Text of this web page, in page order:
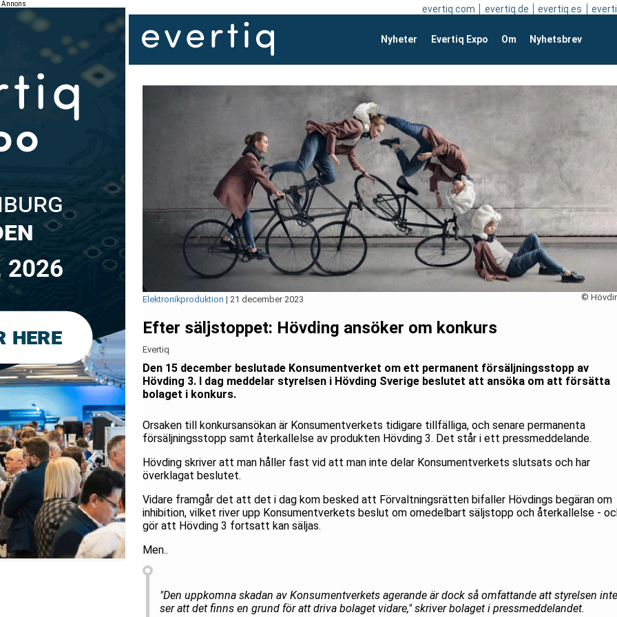
Annons evertiq.com evertiq.de evertiq.es
Nyheter Evertiq Expo Om Nyhetsbrev
©
Elektronikproduktion | 21 december 2023
Efter säljstoppet: Hövding ansöker om konkurs
Evertiq
Den 15 december beslutade Konsumentverket om ett permanent försäljningsstopp av
Hövding 3. I dag meddelar styrelsen i Hövding Sverige beslutet att ansöka om att försätta
bolaget i konkurs.
Orsaken till konkursansökan är Konsumentverkets tidigare tillfälliga, och senare permanenta
försäljningsstopp samt återkallelse av produkten Hövding 3. Det står i ett pressmeddelande.
Hövding skriver att man håller fast vid att man inte delar Konsumentverkets slutsats och har
överklagat beslutet.
Vidare framgår det att det i dag kom besked att Förvaltningsrätten bifaller Hövdings begäran om
inhibition, vilket river upp Konsumentverkets beslut om omedelbart säljstopp och återkallelse -
gör att Hövding 3 fortsatt kan säljas.
Men..
"Den uppkomna skadan av Konsumentverkets agerande är dock så omfattande att styrelsen inte
ser att det finns en grund för att driva bolaget vidare," skriver bolaget i pressmeddelandet.